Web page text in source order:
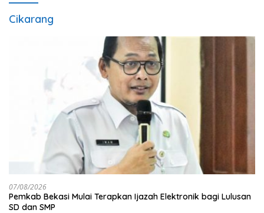
Cikarang
07/08/2026
Pemkab Bekasi Mulai Terapkan Ijazah Elektronik bagi Lulusan
SD dan SMP